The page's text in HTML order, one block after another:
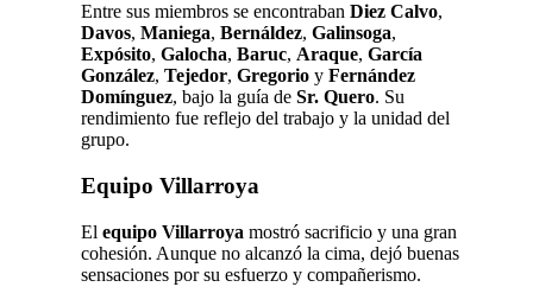
Entre sus miembros se encontraban Diez Calvo,
Davos, Maniega, Bernáldez, Galinsoga,
Expósito, Galocha, Baruc, Araque, García
González, Tejedor, Gregorio y Fernández
Domínguez, bajo la guía de Sr. Quero. Su
rendimiento fue reflejo del trabajo y la unidad del
grupo.
Equipo Villarroya
El equipo Villarroya mostró sacrificio y una gran
cohesión. Aunque no alcanzó la cima, dejó buenas
sensaciones por su esfuerzo y compañerismo.